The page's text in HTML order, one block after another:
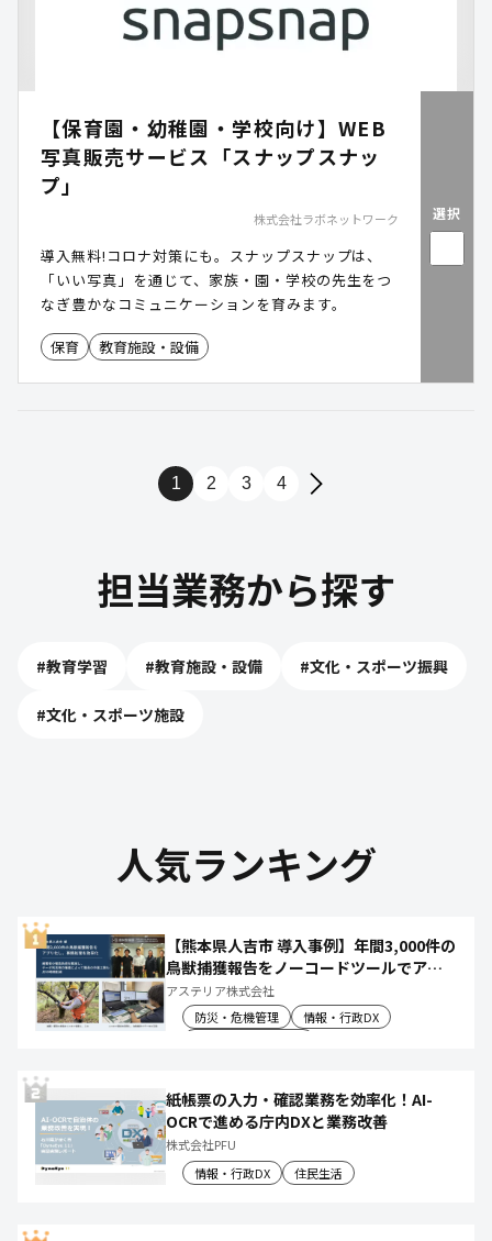
【保育園・幼稚園・学校向け】WEB
写真販売サービス「スナップスナッ
プ」
株式会社ラボネットワーク
導入無料!コロナ対策にも。スナップスナップは、
「いい写真」を通じて、家族・園・学校の先生をつ
なぎ豊かなコミュニケーションを育みます。
保育 教育施設・設備
選択
1 2 3 4
担当業務から探す
#教育学習 #教育施設・設備 #文化・スポーツ振興
#文化・スポーツ施設
人気ランキング
【熊本県人吉市 導入事例】年間3,000件の
鳥獣捕獲報告をノーコードツールでアプ
リ化し、月50時間の庁内作業を削減
アステリア株式会社
防災・危機管理
情報・行政DX
紙帳票の入力・確認業務を効率化！AI-
OCRで進める庁内DXと業務改善
株式会社PFU
情報・行政DX
住民生活